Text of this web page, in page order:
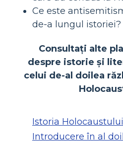
Ce este
de-a lungul istoriei?
Consultați alte
despre istorie și
celui de-al doilea
Istoria Holocaustului
Introducere în al